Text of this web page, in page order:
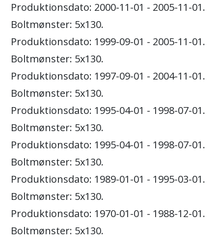
Produktionsdato: 2000-11-01 - 2005-11-01.
Boltmønster: 5x130.
Produktionsdato: 1999-09-01 - 2005-11-01.
Boltmønster: 5x130.
Produktionsdato: 1997-09-01 - 2004-11-01.
Boltmønster: 5x130.
Produktionsdato: 1995-04-01 - 1998-07-01.
Boltmønster: 5x130.
Produktionsdato: 1995-04-01 - 1998-07-01.
Boltmønster: 5x130.
Produktionsdato: 1989-01-01 - 1995-03-01.
Boltmønster: 5x130.
Produktionsdato: 1970-01-01 - 1988-12-01.
Boltmønster: 5x130.